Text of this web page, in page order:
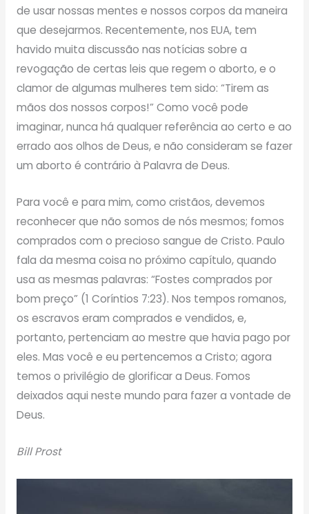
de usar nossas mentes e nossos corpos da maneira
que desejarmos. Recentemente, nos EUA, tem
havido muita discussão nas notícias sobre a
revogação de certas leis que regem o aborto, e o
clamor de algumas mulheres tem sido: “Tirem as
mãos dos nossos corpos!” Como você pode
imaginar, nunca há qualquer referência ao certo e ao
errado aos olhos de Deus, e não consideram se fazer
um aborto é contrário à Palavra de Deus.
Para você e para mim, como cristãos, devemos
reconhecer que não somos de nós mesmos; fomos
comprados com o precioso sangue de Cristo. Paulo
fala da mesma coisa no próximo capítulo, quando
usa as mesmas palavras: “Fostes comprados por
bom preço” (1 Coríntios 7:23). Nos tempos romanos,
os escravos eram comprados e vendidos, e,
portanto, pertenciam ao mestre que havia pago por
eles. Mas você e eu pertencemos a Cristo; agora
temos o privilégio de glorificar a Deus. Fomos
deixados aqui neste mundo para fazer a vontade de
Deus.
Bill Prost